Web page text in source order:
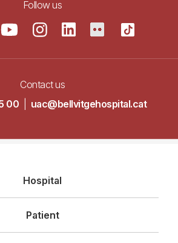
Follow us
Contact us
00
uac@bellvitgehospital.cat
Hospital
Patient